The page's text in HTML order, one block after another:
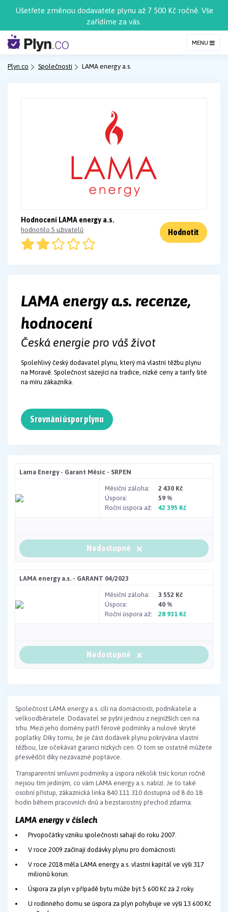
Ušetřete změnou dodavatele plynu až 7 500 Kč ročně. Vše
zařídíme za vás.
MENU
Plyn.co Společnosti LAMA energy a.s.
Hodnocení LAMA energy a.s.
hodnotilo 5 uživatelů Hodnotit
LAMA energy a.s. recenze,
hodnocení
Česká energie pro váš život
Spolehlivý český dodavatel plynu, který má vlastní těžbu plynu
na Moravě. Společnost sázející na tradice, nízké ceny a tarify šité
na míru zákazníka.
Srovnání úspor plynu
Lama Energy - Garant Měsíc - SRPEN
Měsíční záloha
2 430 Kč
Úspora
59 %
Roční úspora až
42 395 Kč
Nedostupné
LAMA energy a.s. - GARANT 04/2023
Měsíční záloha
3 552 Kč
Úspora
40 %
Roční úspora až
28 931 Kč
Nedostupné
Společnost LAMA energy a.s. cílí na domácnosti, podnikatele a
velkoodběratele. Dodavatel se pyšní jednou z nejnižších cen na
trhu. Mezi jeho domény patří férové podmínky a nulové skryté
poplatky. Díky tomu, že je část dodávek plynu pokrývána vlastní
těžbou, lze očekávat garanci nízkých cen. O tom se ostatně můžete
přesvědčit díky nezávazné poptávce.
Transparentní smluvní podmínky a úspora několik tisíc korun ročně
nejsou tím jediným, co vám LAMA energy a.s. nabízí. Je to také
osobní přístup, zákaznická linka 840 111 310 dostupná od 8 do 18
hodin během pracovních dnů a bezstarostný přechod zdarma.
LAMA energy v číslech
Prvopočátky vzniku společnosti sahají do roku 2007.
V roce 2009 začínají dodávky plynu pro domácnosti.
V roce 2018 měla LAMA energy a.s. vlastní kapitál ve výši 317
milionů korun.
Úspora za plyn v případě bytu může být 5 600 Kč za 2 roky.
U rodinného domu se úspora za plyn pohybuje ve výši 13 600 Kč